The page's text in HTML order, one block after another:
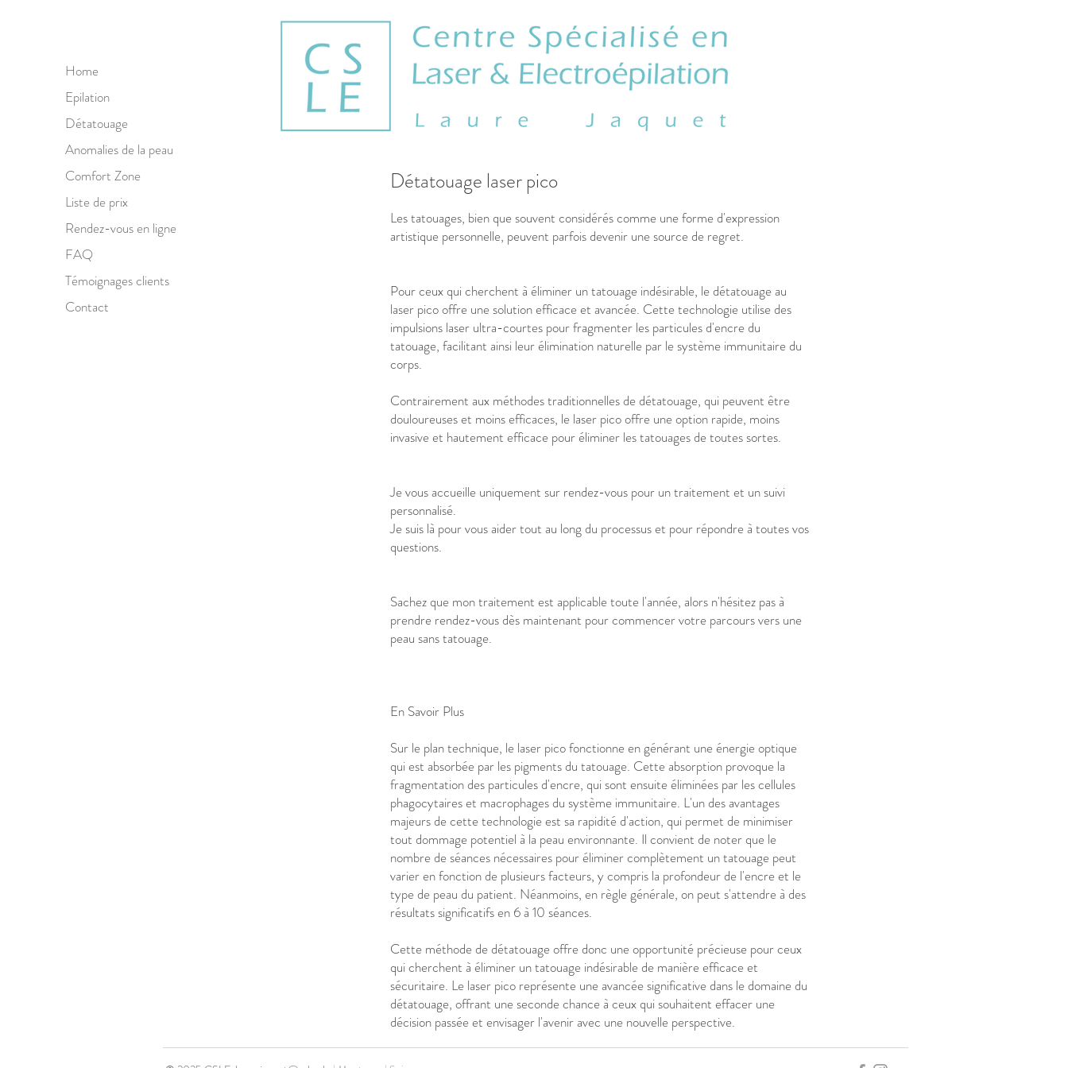
Home
Epilation
Détatouage
Anomalies de la peau
Comfort Zone
Liste de prix
Rendez-vous en ligne
FAQ
Témoignages clients
Contact
Détatouage laser pico
Les tatouages, bien que souvent considérés comme une forme d'expression
artistique personnelle, peuvent parfois devenir une source de regret.
Pour ceux qui cherchent à éliminer un tatouage indésirable, le détatouage au
laser pico offre une solution efficace et avancée. Cette technologie utilise des
impulsions laser ultra-courtes pour fragmenter les particules d'encre du
tatouage, facilitant ainsi leur élimination naturelle par le système immunitaire du
corps.
Contrairement aux méthodes traditionnelles de détatouage, qui peuvent être
douloureuses et moins efficaces, le laser pico offre une option rapide, moins
invasive et hautement efficace pour éliminer les tatouages de toutes sortes.
Je vous accueille uniquement sur rendez-vous pour un traitement et un suivi
personnalisé.
Je suis là pour vous aider tout au long du processus et pour répondre à toutes vos
questions.
Sachez que mon traitement est applicable toute l'année, alors n'hésitez pas à
prendre rendez-vous dès maintenant pour commencer votre parcours vers une
peau sans tatouage.
En Savoir Plus
Sur le plan technique, le laser pico fonctionne en générant une énergie optique
qui est absorbée par les pigments du tatouage. Cette absorption provoque la
fragmentation des particules d'encre, qui sont ensuite éliminées par les cellules
phagocytaires et macrophages du système immunitaire. L'un des avantages
majeurs de cette technologie est sa rapidité d'action, qui permet de minimiser
tout dommage potentiel à la peau environnante. Il convient de noter que le
nombre de séances nécessaires pour éliminer complètement un tatouage peut
varier en fonction de plusieurs facteurs, y compris la profondeur de l'encre et le
type de peau du patient. Néanmoins, en règle générale, on peut s'attendre à des
résultats significatifs en 6 à 10 séances.
Cette méthode de détatouage offre donc une opportunité précieuse pour ceux
qui cherchent à éliminer un tatouage indésirable de manière efficace et
sécuritaire. Le laser pico représente une avancée significative dans le domaine du
détatouage, offrant une seconde chance à ceux qui souhaitent effacer une
décision passée et envisager l'avenir avec une nouvelle perspective.